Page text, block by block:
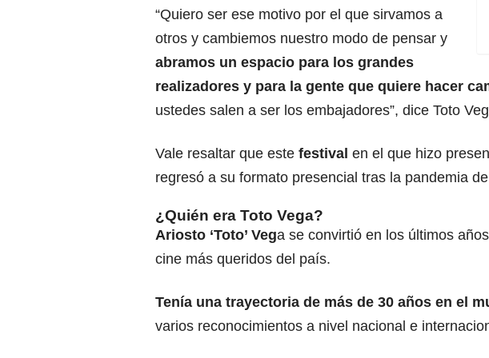
“Quiero ser ese motivo por el que sirvamos a
otros y cambiemos nuestro modo de pensar y
abramos un espacio para los grandes
realizadores y para la gente que quiere hacer
ustedes salen a ser los embajadores”, dice Toto
Vale resaltar que este festival en el que hizo
regresó a su formato presencial tras la pandemia
¿Quién era Toto Vega?
Ariosto ‘Toto’ Vega se convirtió en los últimos
cine más queridos del país.
Tenía una trayectoria de más de 30 años en el
varios reconocimientos a nivel nacional e